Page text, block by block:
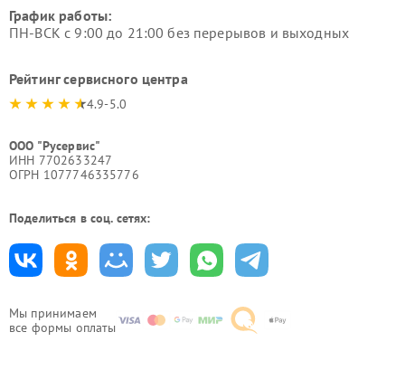
Мы принимаем
все формы оплаты
График работы:
ПН-ВСК с 9:00 до 21:00 без перерывов и выходных
Рейтинг сервисного центра
4.9-5.0
ООО "Русервис"
ИНН 7702633247
ОГРН 1077746335776
Поделиться в соц. сетях: